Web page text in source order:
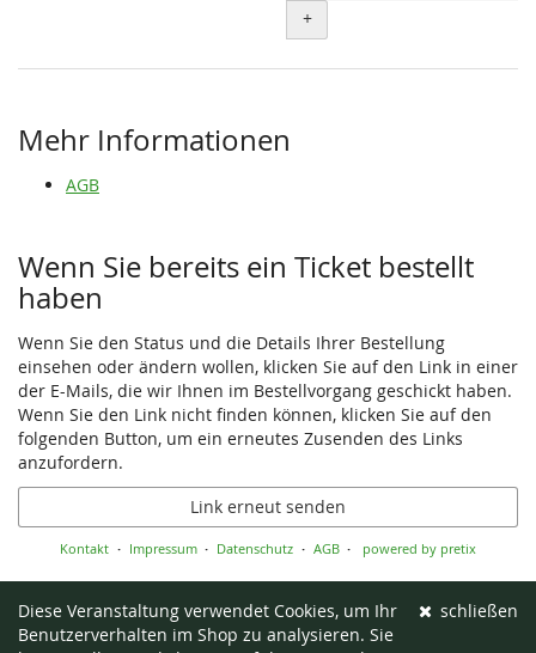
+
Mehr Informationen
AGB
Wenn Sie bereits ein Ticket bestellt
haben
Wenn Sie den Status und die Details Ihrer Bestellung
einsehen oder ändern wollen, klicken Sie auf den Link in einer
der E-Mails, die wir Ihnen im Bestellvorgang geschickt haben.
Wenn Sie den Link nicht finden können, klicken Sie auf den
folgenden Button, um ein erneutes Zusenden des Links
anzufordern.
Link erneut senden
Kontakt Impressum Datenschutz AGB powered by pretix
schließen
Diese Veranstaltung verwendet Cookies, um Ihr
Benutzerverhalten im Shop zu analysieren. Sie